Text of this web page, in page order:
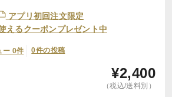
アプリ初回注文限定
えるクーポンプレゼント中
ー 0件 0件の投稿
¥2,400
（税込/送料別）